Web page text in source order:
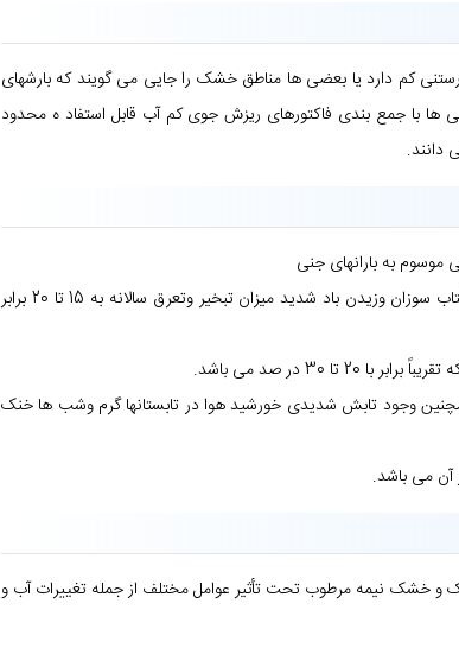
کم دارد یا بعضی ها مناطق خشک را جایی می گویند که بارشهای
با جمع بندی فاکتورهای ریزش جوی کم آب قابل استفاد ه محدود
موسوم به بارانهای جنی
بارندگی وتبخیر: بعلت خشکی وگرمی هوا وآفتاب سوزان وزیدن باد شدید میزان تبخیر وتعرق سالانه به 15 تا 20 برابر
30 در صد می باشد.
وجود تابش شدیدی خورشید هوا در تابستانها گرم وشب ها خنک
آن می باشد.
خشک نیمه مرطوب تحت تأثیر عوامل مختلف از جمله تغییرات آب و